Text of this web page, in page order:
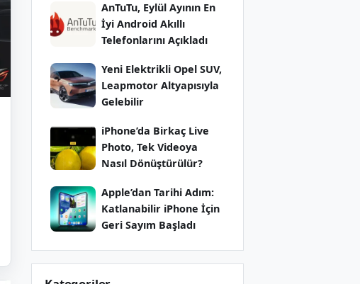
AnTuTu, Eylül Ayının En
İyi Android Akıllı
Telefonlarını Açıkladı
Yeni Elektrikli Opel SUV,
Leapmotor Altyapısıyla
Gelebilir
iPhone’da Birkaç Live
Photo, Tek Videoya
Nasıl Dönüştürülür?
Apple’dan Tarihi Adım:
Katlanabilir iPhone İçin
Geri Sayım Başladı